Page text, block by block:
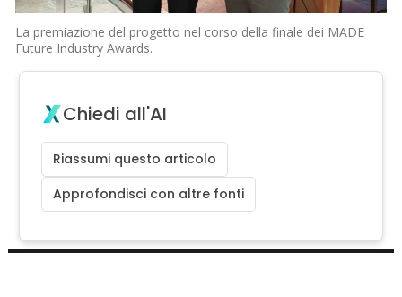
La premiazione del progetto nel corso della finale dei MADE
Future Industry Awards.
Chiedi all'AI
Riassumi questo articolo
Approfondisci con altre fonti